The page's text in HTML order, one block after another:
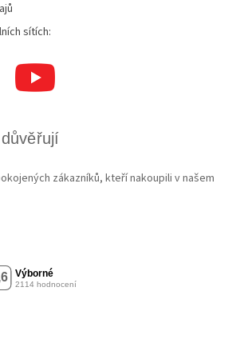
sítích:
zákazníků, kteří nakoupili v našem